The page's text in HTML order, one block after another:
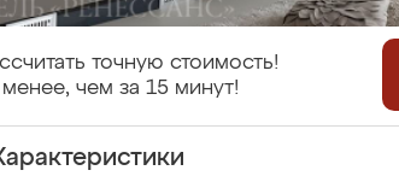
точную стоимость!
чем за 15 минут!